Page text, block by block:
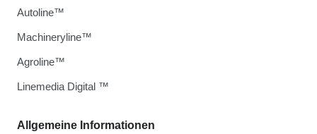
Allgemeine Informationen
Autoline™
Machineryline™
Agroline™
Linemedia Digital ™